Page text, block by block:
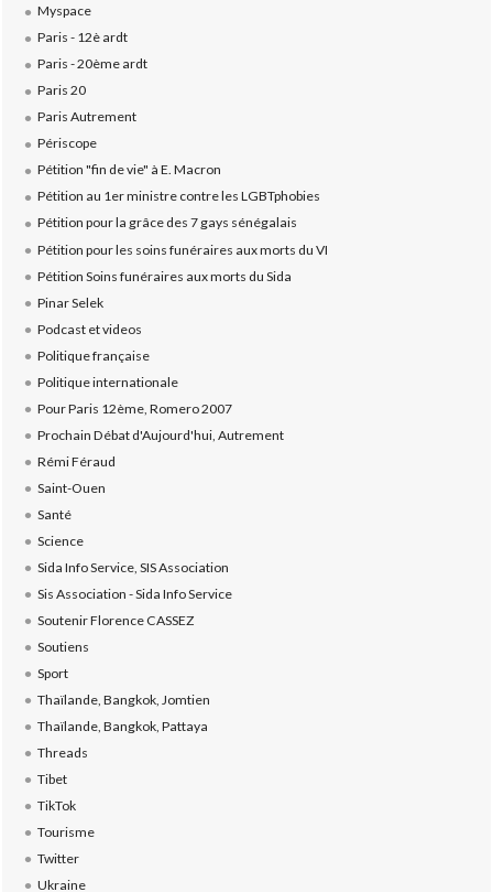
Myspace
Paris - 12è ardt
Paris - 20ème ardt
Paris 20
Paris Autrement
Périscope
Pétition "fin de vie" à E. Macron
Pétition au 1er ministre contre les LGBTphobies
Pétition pour la grâce des 7 gays sénégalais
Pétition pour les soins funéraires aux morts du VI
Pétition Soins funéraires aux morts du Sida
Pinar Selek
Podcast et videos
Politique française
Politique internationale
Pour Paris 12ème, Romero 2007
Prochain Débat d'Aujourd'hui, Autrement
Rémi Féraud
Saint-Ouen
Santé
Science
Sida Info Service, SIS Association
Sis Association - Sida Info Service
Soutenir Florence CASSEZ
Soutiens
Sport
Thaïlande, Bangkok, Jomtien
Thaïlande, Bangkok, Pattaya
Threads
Tibet
TikTok
Tourisme
Twitter
Ukraine